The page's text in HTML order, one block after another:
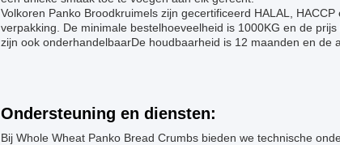
Volkoren Panko Broodkruimels zijn gecertificeerd HALAL,
verpakking. De minimale bestelhoeveelheid is 1000KG en de
zijn ook onderhandelbaarDe houdbaarheid is 12 maanden en de
Ondersteuning en diensten:
Bij Whole Wheat Panko Bread Crumbs bieden we technische